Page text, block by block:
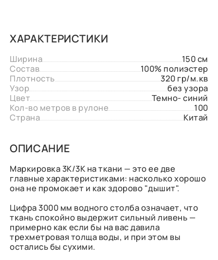
ХАРАКТЕРИСТИКИ
Ширина
150 см
Состав
100% полиэстер
Плотность
320 гр/м.кв
Узор
без узора
Цвет
Темно- синий
Кол-во метров в рулоне
100
Страна
Китай
ОПИСАНИЕ
Маркировка 3К/3К на ткани — это ее две
главные характеристиками: насколько хорошо
она не промокает и как здорово "дышит".
Цифра 3000 мм водного столба означает, что
ткань спокойно выдержит сильный ливень —
примерно как если бы на вас давила
трехметровая толща воды, и при этом вы
остались бы сухими.